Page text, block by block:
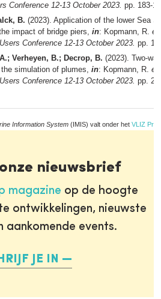
Conference 12-13 October 2023. pp. 183-
B. (2023). Application of the lower Sea
impact of bridge piers, in: Kopmann, R. et
Conference 12-13 October 2023. pp.
Verheyen, B.; Decrop, B. (2023). Two-
simulation of plumes, in: Kopmann, R. et
Conference 12-13 October 2023. pp.
Information System (IMIS) valt onder het VLIZ
nieuwsbrief
magazine op de hoogte
ontwikkelingen, nieuwste
aankomende events.
JE IN